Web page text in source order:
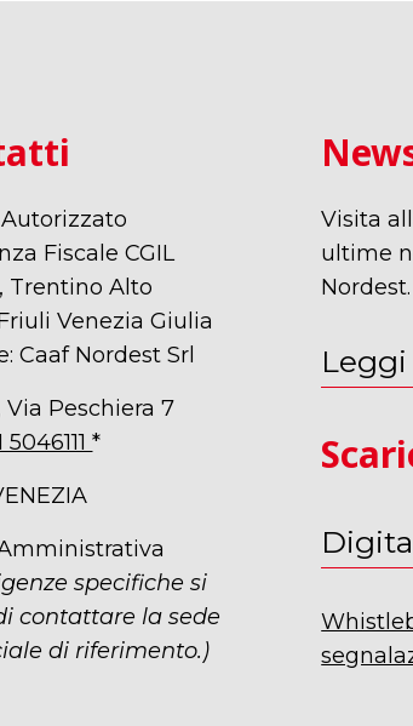
Fiscale CGIL
Trentino Alto
Venezia Giulia
Caaf Nordest Srl
Via Peschiera 7
5046111*
specifiche si
contattare la sede
di riferimento.)
Visita
ultime
Nordest.